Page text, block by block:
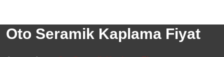
Oto Seramik Kaplama Fiyat